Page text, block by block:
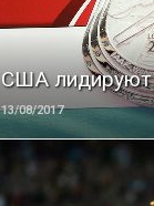
США лидируют
13/08/2017